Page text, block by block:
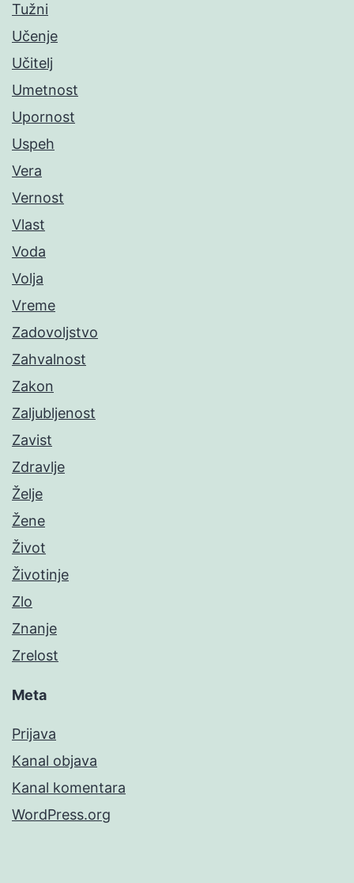
Tužni
Učenje
Učitelj
Umetnost
Upornost
Uspeh
Vera
Vernost
Vlast
Voda
Volja
Vreme
Zadovoljstvo
Zahvalnost
Zakon
Zaljubljenost
Zavist
Zdravlje
Želje
Žene
Život
Životinje
Zlo
Znanje
Zrelost
Meta
Prijava
Kanal objava
Kanal komentara
WordPress.org